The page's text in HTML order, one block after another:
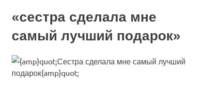
«сестра сделала мне
самый лучший подарок»